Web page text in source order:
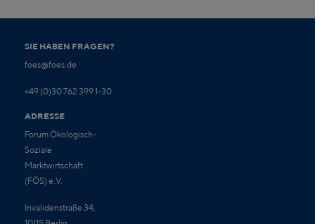
SIE HABEN FRAGEN?
foes@foes.de
+49 (0)30 762 399 1-30
ADRESSE
Forum Ökologisch-
Soziale
Marktwirtschaft
(FÖS) e.V.
Invalidenstraße 34,